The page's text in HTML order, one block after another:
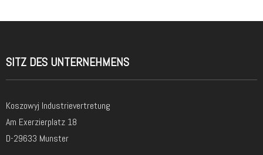
SITZ DES UNTERNEHMENS
Koszowyj Industrievertretung
Am Exerzierplatz 18
D-29633 Munster